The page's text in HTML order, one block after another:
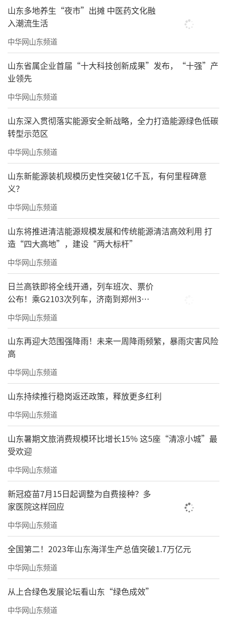
除了环境、氛围、艺术品的精心打造，这
里的咖啡和轻食也颇受好评。对咖啡深有研究
的Grace Yang说：“这里出品的咖啡，无论是
美式、拿铁还是手冲、特调，都是一流水准
的。独特的香气、韵味既说明了可染丹青采购
咖啡豆原料的专业，也展示了咖啡师团队的高
超技艺。”
里的咖啡馆；而也有顾客则认为，可染丹青是
开在咖啡馆里的艺术馆。
一杯咖啡，一份悠闲
主理人胡椒椒告诉记者，这个空间之所以
得到这么多人的喜爱，大概是因为在这里可以
感受到多领域的跨界融合。“我们做的既不是
单纯的艺术馆，也不是简单的咖啡店，可染丹
山东多地养生“夜市”出摊 中医药文化融
入潮流生活
中华网山东频道
山东省属企业首届“十大科技创新成果”发布，“十强”产
业领先
中华网山东频道
山东深入贯彻落实能源安全新战略，全力打造能源绿色低碳
转型示范区
中华网山东频道
山东新能源装机规模历史性突破1亿千瓦，有何里程碑意
义？
中华网山东频道
山东将推进清洁能源规模发展和传统能源清洁高效利用 打
造“四大高地”，建设“两大标杆”
中华网山东频道
日兰高铁即将全线开通，列车班次、票价
公布！乘G2103次列车，济南到郑州3小
时到达
中华网山东频道
山东再迎大范围强降雨！未来一周降雨频繁，暴雨灾害风险
高
中华网山东频道
山东持续推行稳岗返还政策，释放更多红利
中华网山东频道
山东暑期文旅消费规模环比增长15% 这5座“清凉小城”最
受欢迎
中华网山东频道
新冠疫苗7月15日起调整为自费接种？多
家医院这样回应
中华网山东频道
全国第二！2023年山东海洋生产总值突破1.7万亿元
中华网山东频道
从上合绿色发展论坛看山东“绿色成效”
中华网山东频道